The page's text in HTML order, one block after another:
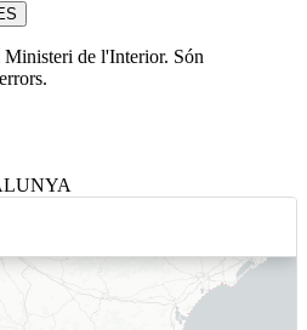
de l'Interior. Són